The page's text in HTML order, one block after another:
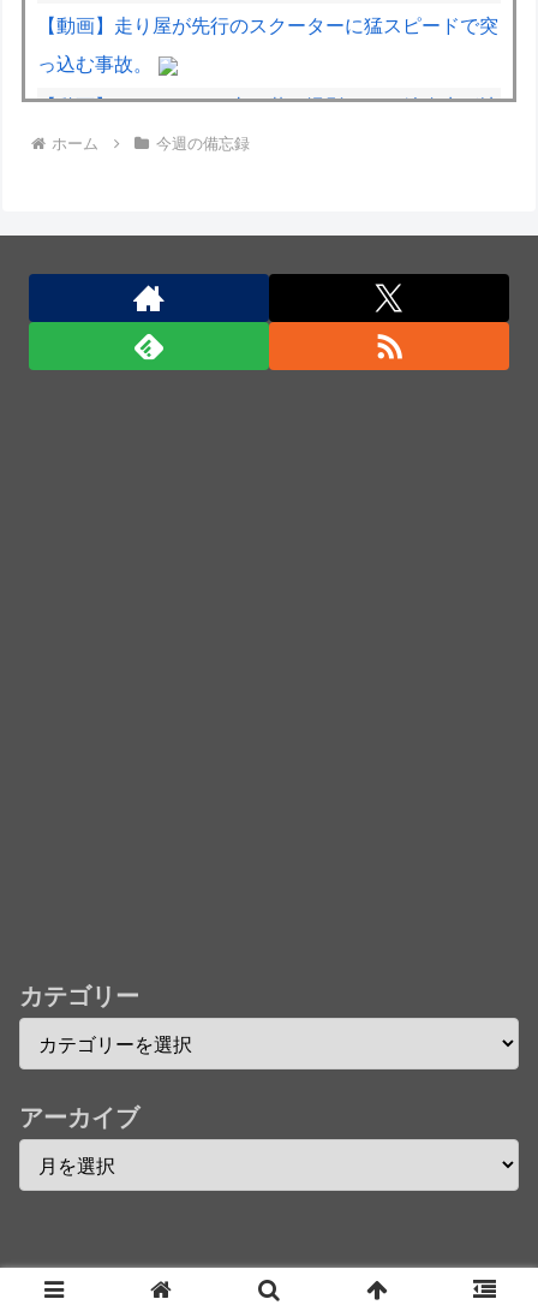
【動画】走り屋が先行のスクーターに猛スピードで突
っ込む事故。
【動画】パキスタンの山の麓で撮影された鉄砲水が地
獄すぎる。
戦場医療訓練を実施！
商用化目指す光量子コンピューターが稼働 研究拠点
★【ワートリ】風間隊3人≒忍田単騎くらいのイメー
ジかな
Powered by livedoor 相互RSS
ホーム 今週の備忘録
カテゴリー
アーカイブ
Copyright © 2016 へんそく！ All Rights Reserved.